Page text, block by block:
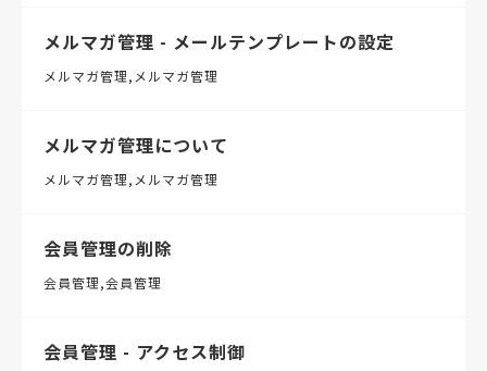
メルマガ管理 - メールテンプレートの設定
メルマガ管理 メルマガ管理
メルマガ管理について
メルマガ管理 メルマガ管理
会員管理の削除
会員管理 会員管理
会員管理 - アクセス制御